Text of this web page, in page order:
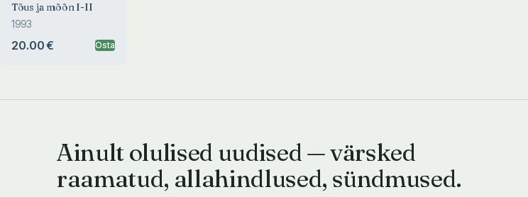
Tõus ja mõõn I-II
1993
20.00 € Osta
Ainult olulised uudised — värsked
raamatud, allahindlused, sündmused.